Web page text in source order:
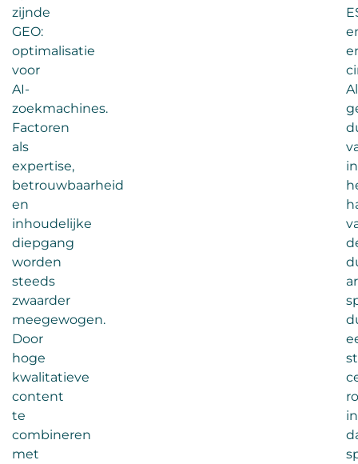
zijnde
GEO:
optimalisatie
voor
AI-
zoekmachines.
Factoren
als
expertise,
betrouwbaarheid
en
inhoudelijke
diepgang
worden
steeds
zwaarder
meegewogen.
Door
hoge
kwalitatieve
content
te
combineren
met
in
in